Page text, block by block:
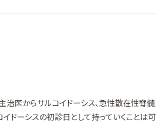
治医からサルコイドーシス、急性散在性脊
ドーシスの初診日として持っていくことは